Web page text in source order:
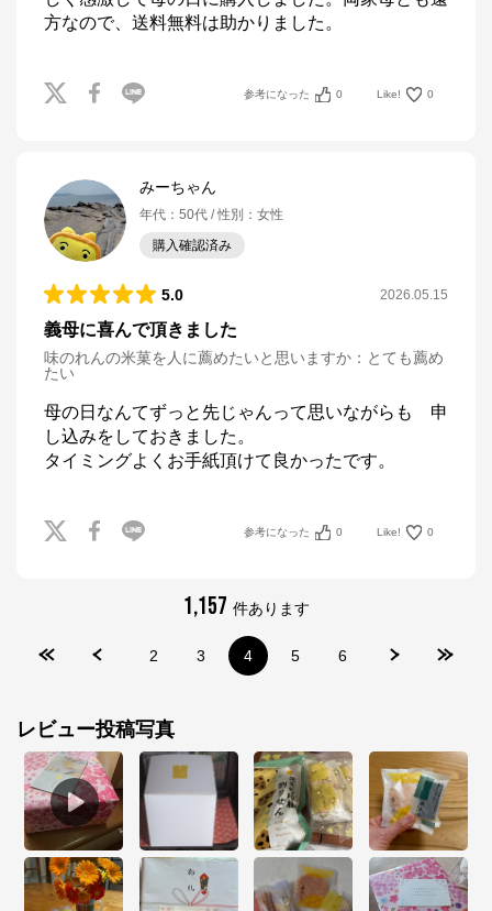
方なので、送料無料は助かりました。
参考になった 0 Like! 0
みーちゃん
年代 ： 50代 性別 ： 女性
購入確認済み
5.0 2026.05.15
義母に喜んで頂きました
味のれんの米菓を人に薦めたいと思いますか ： とても薦め
たい
母の日なんてずっと先じゃんって思いながらも　申
し込みをしておきました。
参考になった 0 Like! 0
1,157 件あります
2 3 4 5 6
レビュー投稿写真